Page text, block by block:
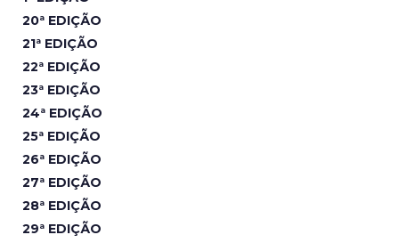
20ª EDIÇÃO
21ª EDIÇÃO
22ª EDIÇÃO
23ª EDIÇÃO
24ª EDIÇÃO
25ª EDIÇÃO
26ª EDIÇÃO
27ª EDIÇÃO
28ª EDIÇÃO
29ª EDIÇÃO